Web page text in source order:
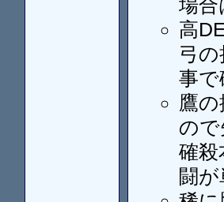
場合
高
弓
事で
鷹
の
確
闘